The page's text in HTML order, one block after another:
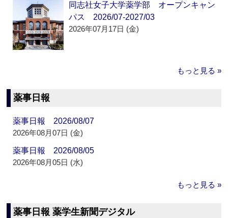
同志社女子大学薬学部 オープンキャン
パス 2026/07-2027/03
2026年07月17日 (金)
もっと見る »
薬事日報
薬事日報 2026/08/07
2026年08月07日 (金)
薬事日報 2026/08/05
2026年08月05日 (水)
もっと見る »
薬事日報 薬学生新聞デジタル